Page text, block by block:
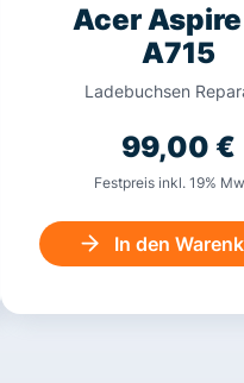
Acer
A715
Ladebuchsen
99,00 €
Festpreis inkl. 19%
In den